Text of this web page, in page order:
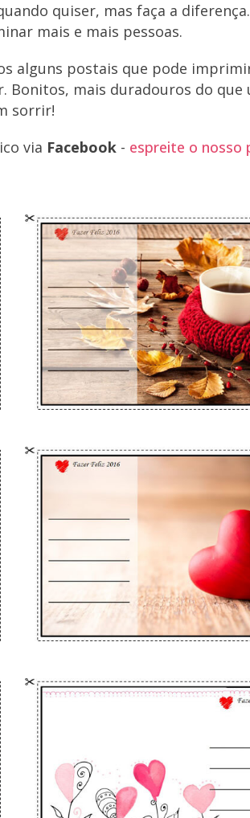
quiser, mas faça a
mais e mais pessoas.
alguns postais que pode
Bonitos, mais duradouros do que
sorrir!
via Facebook - espreite o nosso